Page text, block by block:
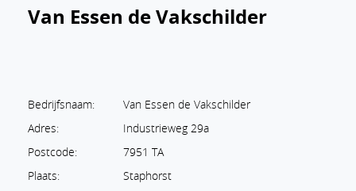
Van Essen de Vakschilder
Bedrijfsnaam:
Van Essen de Vakschilder
Adres:
Industrieweg 29a
Postcode:
7951 TA
Plaats:
Staphorst